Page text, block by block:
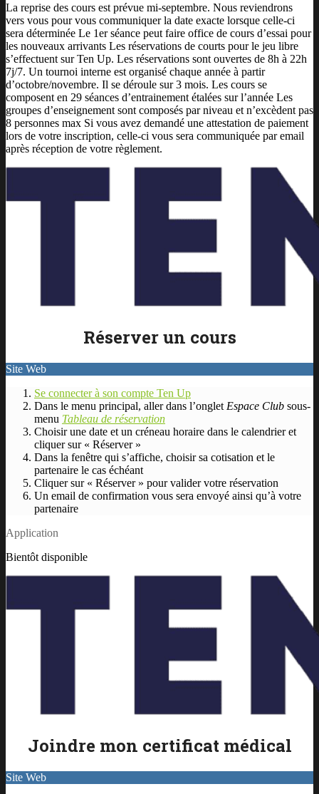
La reprise des cours est prévue mi-septembre. Nous reviendrons
vers vous pour vous communiquer la date exacte lorsque celle-ci
sera déterminée Le 1er séance peut faire office de cours d’essai pour
les nouveaux arrivants Les réservations de courts pour le jeu libre
s’effectuent sur Ten Up. Les réservations sont ouvertes de 8h à 22h
7j/7. Un tournoi interne est organisé chaque année à partir
d’octobre/novembre. Il se déroule sur 3 mois. Les cours se
composent en 29 séances d’entrainement étalées sur l’année Les
groupes d’enseignement sont composés par niveau et n’excèdent pas
8 personnes max Si vous avez demandé une attestation de paiement
lors de votre inscription, celle-ci vous sera communiquée par email
après réception de votre règlement.
Réserver un cours
Site Web
Se connecter à son compte Ten Up
Dans le menu principal, aller dans l’onglet Espace Club sous-
menu Tableau de réservation
Choisir une date et un créneau horaire dans le calendrier et
cliquer sur « Réserver »
Dans la fenêtre qui s’affiche, choisir sa cotisation et le
partenaire le cas échéant
Cliquer sur « Réserver » pour valider votre réservation
Un email de confirmation vous sera envoyé ainsi qu’à votre
partenaire
Application
Bientôt disponible
Joindre mon certificat médical
Site Web